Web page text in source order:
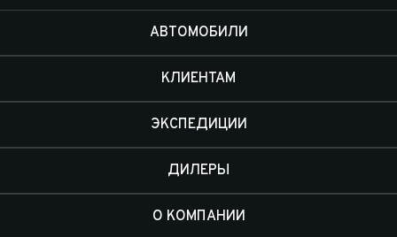
АВТОМОБИЛИ
КЛИЕНТАМ
ЭКСПЕДИЦИИ
ДИЛЕРЫ
О КОМПАНИИ